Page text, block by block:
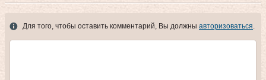
Для того, чтобы оставить комментарий, Вы должны авторизоваться.